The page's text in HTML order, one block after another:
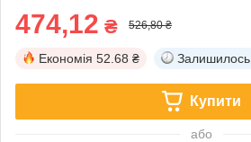
474,12 ₴ 526,80 ₴
Економія 52.68 ₴ Залишилось
Купити
або